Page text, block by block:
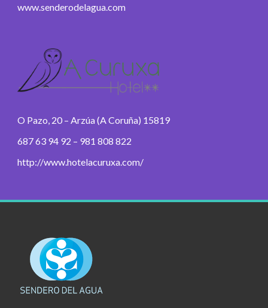
www.senderodelagua.com
O Pazo, 20 – Arzúa (A Coruña) 15819
687 63 94 92 – 981 808 822
http://www.hotelacuruxa.com/